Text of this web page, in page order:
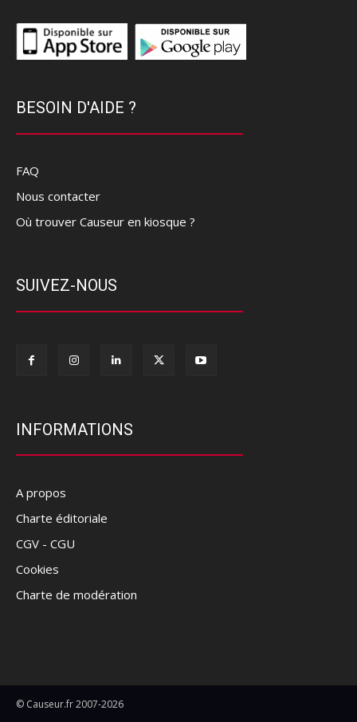
BESOIN D'AIDE ?
FAQ
Nous contacter
Où trouver Causeur en kiosque ?
SUIVEZ-NOUS
INFORMATIONS
A propos
Charte éditoriale
CGV - CGU
Cookies
Charte de modération
© Causeur.fr 2007-2026